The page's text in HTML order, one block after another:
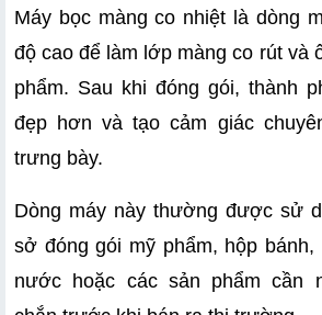
Máy bọc màng co nhiệt là dòng
độ cao để làm lớp màng co rút và
phẩm. Sau khi đóng gói, thành
đẹp hơn và tạo cảm giác
trưng bày.
Dòng máy này thường được sử
sở đóng gói mỹ phẩm, hộp bánh,
nước hoặc các sản phẩm cần